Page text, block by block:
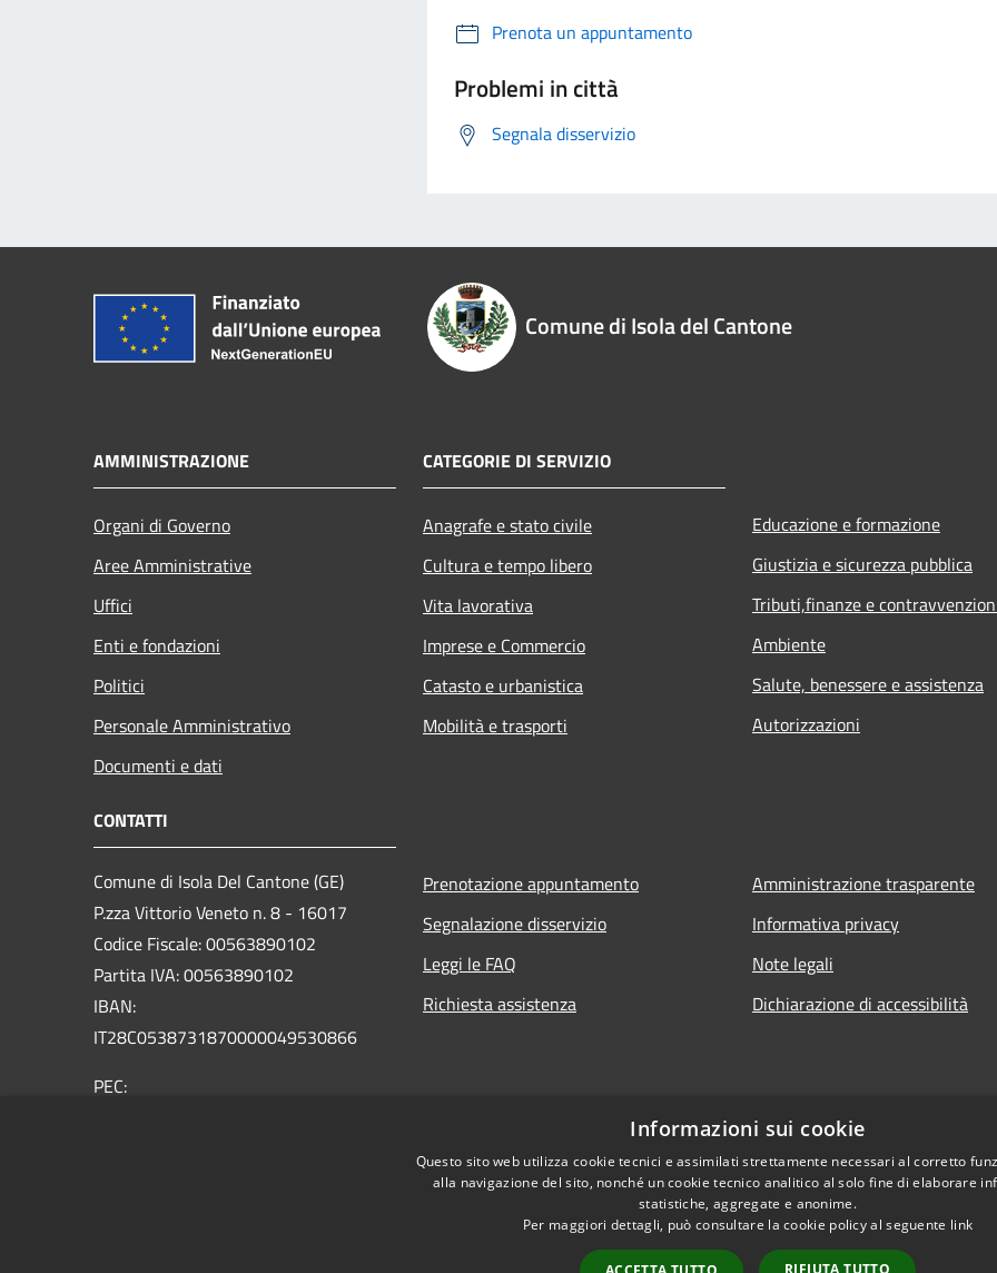
Prenota un appuntamento
Problemi in città
Segnala disservizio
Comune di Isola del Cantone
AMMINISTRAZIONE
Organi di Governo
Aree Amministrative
Uffici
Enti e fondazioni
Politici
Personale Amministrativo
Documenti e dati
CATEGORIE DI SERVIZIO
Anagrafe e stato civile
Cultura e tempo libero
Vita lavorativa
Imprese e Commercio
Catasto e urbanistica
Mobilità e trasporti
Educazione e formazione
Giustizia e sicurezza pubblica
Tributi,finanze e
Ambiente
Salute, benessere e assistenza
Autorizzazioni
CONTATTI
Comune di Isola Del Cantone (GE)
P.zza Vittorio Veneto n. 8 - 16017
Codice Fiscale: 00563890102
Partita IVA: 00563890102
IBAN:
IT28C0538731870000049530866
PEC:
Prenotazione appuntamento
Segnalazione disservizio
Leggi le FAQ
Richiesta assistenza
Amministrazione trasparente
Informativa privacy
Note legali
Dichiarazione di accessibilità
Informazioni sui cookie
Questo sito web utilizza cookie tecnici e assimilati strettamente necessari al corretto
alla navigazione del sito, nonché un cookie tecnico analitico al solo fine di elaborare
statistiche, aggregate e anonime.
Per maggiori dettagli, può consultare la cookie policy al seguente link
RIFIUTA TUTTO